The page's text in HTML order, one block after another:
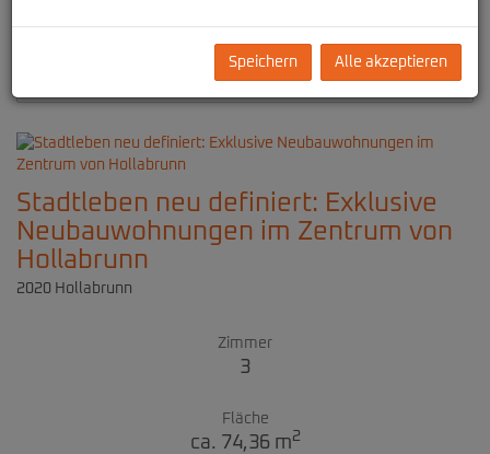
Stadtleben neu definiert: Exklusive
Neubauwohnungen im Zentrum von
Hollabrunn
2020 Hollabrunn
Zimmer
3
Fläche
ca. 74,36 m2
Speichern Alle akzeptieren